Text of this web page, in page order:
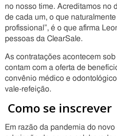
no nosso time. Acreditamos no
de cada um, o que
profissional”, é o que afirma
pessoas da ClearSale.
As contratações acontecem
contam com a oferta de
convênio médico e
vale-refeição.
Como se inscrever
Em razão da pandemia do